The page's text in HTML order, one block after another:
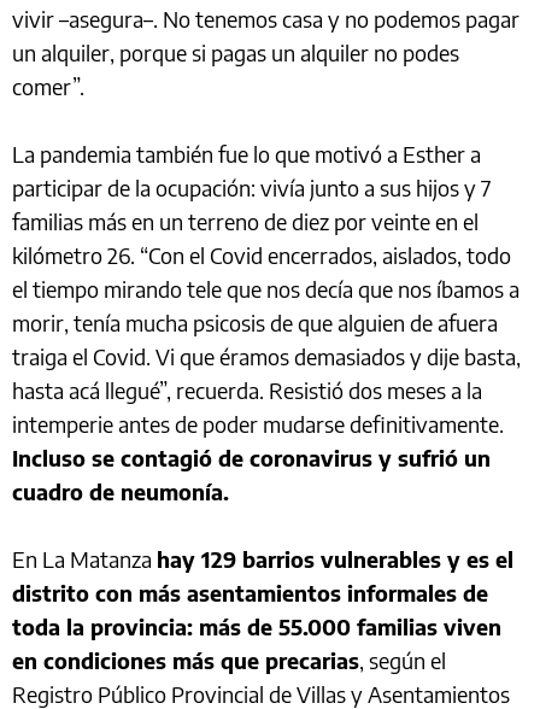
vivir –asegura–. No tenemos casa y no podemos pagar
un alquiler, porque si pagas un alquiler no podes
comer”.
La pandemia también fue lo que motivó a Esther a
participar de la ocupación: vivía junto a sus hijos y 7
familias más en un terreno de diez por veinte en el
kilómetro 26. “Con el Covid encerrados, aislados, todo
el tiempo mirando tele que nos decía que nos íbamos a
morir, tenía mucha psicosis de que alguien de afuera
traiga el Covid. Vi que éramos demasiados y dije basta,
hasta acá llegué”, recuerda. Resistió dos meses a la
intemperie antes de poder mudarse definitivamente.
Incluso se contagió de coronavirus y sufrió un
cuadro de neumonía.
En La Matanza hay 129 barrios vulnerables y es el
distrito con más asentamientos informales de
toda la provincia: más de 55.000 familias viven
en condiciones más que precarias, según el
Registro Público Provincial de Villas y Asentamientos